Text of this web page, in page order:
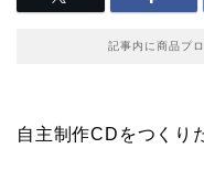
記事内に商品プ
自主制作CDをつくり